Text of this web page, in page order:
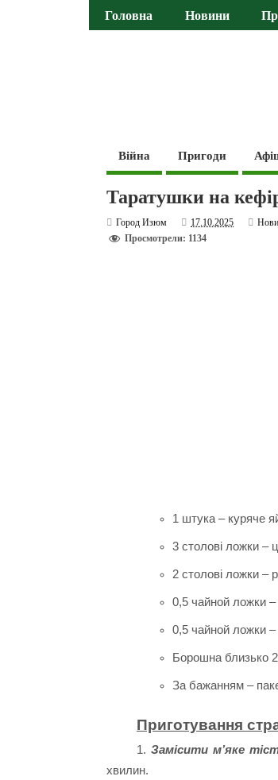
Головна Новини
Війна Пригоди
Таратушки на
Город Изюм 17.10.2025
Просмотрели: 1134
1 штука – куряче
3 столові ложки –
2 столові ложки –
0,5 чайной ложки –
0,5 чайной ложки –
Борошна близько
За бажанням –
Приготування
1. Замісити м’яке
хвилин.